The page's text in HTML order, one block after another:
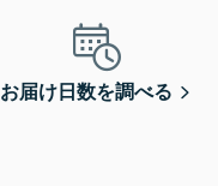
お届け日数を調べる